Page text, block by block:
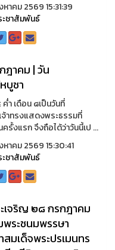
าคม 2569 15:31:39
ะชาสัมพันธ์
ฎาคม | วัน
บูชา
ำ เดือน ๘เป็นวันที่
าทรงแสดงพระธรรมที่
รั้งแรก จึงถือได้ว่าวันนี้เป ...
าคม 2569 15:30:41
ะชาสัมพันธ์
เจริญ ๒๘ กรกฎาคม
พระชนมพรรษา
สมเด็จพระปรเมนทร